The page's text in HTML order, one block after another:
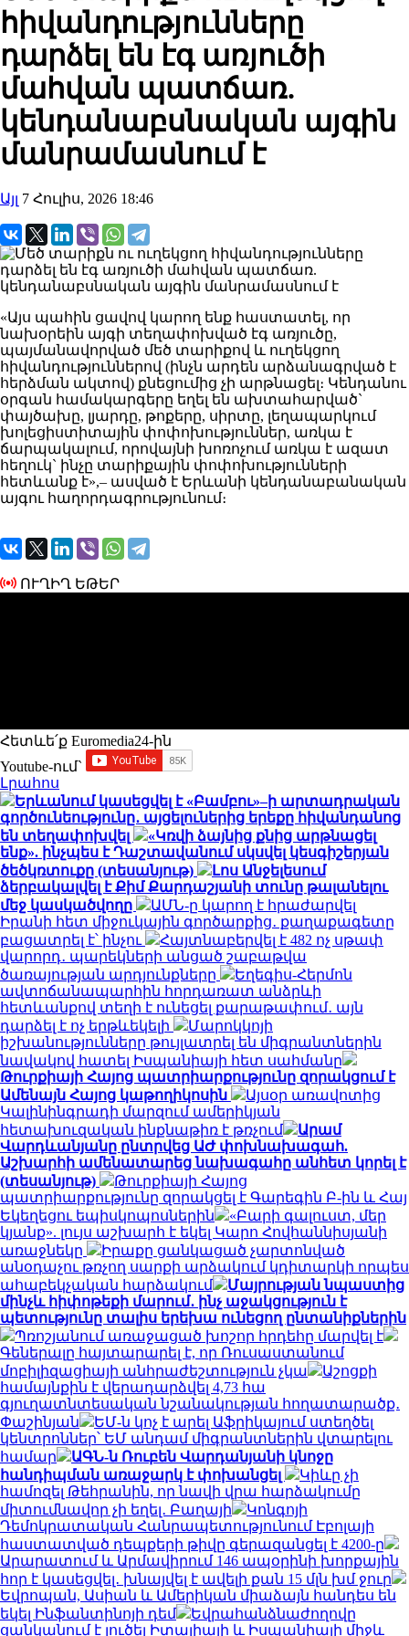
հիվանդությունները
դարձել են էգ առյուծի
մահվան պատճառ.
կենդանաբսնական այգին
մանրամասնում է
Այլ 7 Հուլիս, 2026 18:46
«Այս պահին ցավով կարող ենք հաստատել, որ
նախօրեին այգի տեղափոխված էգ առյուծը,
պայմանավորված մեծ տարիքով և ուղեկցող
հիվանդություններով (ինչն արդեն արձանագրված է
հերձման ակտով) քնեցումից չի արթնացել։ Կենդանու
օրգան համակարգերը եղել են ախտահարված`
փայծախը, լյարդը, թոքերը, սիրտը, լեղապարկում
խոլեցիստիտային փոփոխություններ, առկա է
ճարպակալում, որովայնի խոռոչում առկա է ազատ
հեղուկ` ինչը տարիքային փոփոխությունների
հետևանք է»,– ասված է Երևանի կենդանաբանական
այգու հաղորդագրությունում։
ՈՒՂԻՂ ԵԹԵՐ
Հետևե՛ք Euromedia24-ին
Youtube-ում`
Լրահոս
Երևանում կասեցվել է «Բամբու»–ի արտադրական
գործունեությունը․ այցելուներից երեքը հիվանդանոց
են տեղափոխվել
«Կռվի ձայնից քնից արթնացել
ենք». ինչպես է Դաշտավանում սկսվել կեսգիշերյան
ծեծկռտուքը (տեսանյութ)
Լոս Անջելեսում
ձերբակալվել է Քիմ Քարդաշյանի տունը թալանելու
մեջ կասկածվողը
ԱՄՆ-ը կարող է հրաժարվել
Իրանի հետ միջուկային գործարքից․ քաղաքագետը
բացատրել է՝ ինչու
Հայտնաբերվել է 482 ոչ սթափ
վարորդ․ պարեկների անցած շաբաթվա
ծառայության արդյունքները
Եղեգիս-Հերմոն
ավտոճանապարհին հորդառատ անձրևի
հետևանքով տեղի է ունեցել քարաթափում․ այն
դարձել է ոչ երթևեկելի
Մարոկկոյի
իշխանությունները թույլատրել են միգրանտներին
նավակով հատել Իսպանիայի հետ սահմանը
Թուրքիայի Հայոց պատրիարքությունը զորակցում է
Ամենայն Հայոց կաթողիկոսին
Այսօր առավոտից
Կալինինգրադի մարզում ամերիկյան
հետախուզական ինքնաթիռ է թռչում
Արամ
Վարդևանյանը ընտրվեց ԱԺ փոխնախագահ.
Աշխարհի ամենատարեց նախագահը անհետ կորել է
(տեսանյութ)
Թուրքիայի Հայոց
պատրիարքությունը զորակցել է Գարեգին Բ-ին և Հայ
Եկեղեցու եպիսկոպոսներին
«Բարի գալուստ, մեր
կյանք». լույս աշխարհ է եկել Կարո Հովհաննիսյանի
առաջնեկը
Իրաքը ցանկացած չարտոնված
անօդաչու թռչող սարքի արձակում կդիտարկի որպես
ահաբեկչական հարձակում
Մայրության նպաստից
մինչև հիփոթեքի մարում․ ինչ աջակցություն է
պետությունը տալիս երեխա ունեցող ընտանիքներին
Պռոշյանում առաջացած խոշոր հրդեհը մարվել է
Գեներալը հայտարարել է, որ Ռուսաստանում
մոբիլիզացիայի անհրաժեշտություն չկա
Աշոցքի
համայնքին է վերադարձվել 4,73 հա
գյուղատնտեսական նշանակության հողատարածք․
Փաշինյան
ԵՄ-ն կոչ է արել Աֆրիկայում ստեղծել
կենտրոններ՝ ԵՄ անդամ միգրանտներին վտարելու
համար
ԱԳՆ-ն Ռուբեն Վարդանյանի կնոջը
հանդիպման առաջարկ է փոխանցել
Կիևը չի
համոզել Թեհրանին, որ նավի վրա հարձակումը
միտումնավոր չի եղել․ Բաղայի
Կոնգոյի
Դեմոկրատական ​​Հանրապետությունում Էբոլայի
հաստատված դեպքերի թիվը գերազանցել է 4200-ը
Արարատում և Արմավիրում 146 ապօրինի խորքային
հոր է կասեցվել․ խնայվել է ավելի քան 15 մլն խմ ջուր
Եվրոպան, Ասիան և Ամերիկան ​​միաձայն հանդես են
եկել Ինֆանտինոյի դեմ
Եվրահանձնաժողովը
ցանկանում է լուծել Իտալիայի և Իսպանիայի միջև